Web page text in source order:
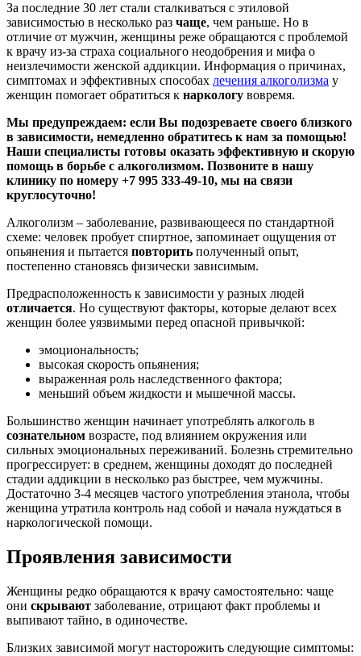
За последние 30 лет стали сталкиваться с этиловой
зависимостью в несколько раз чаще, чем раньше. Но в
отличие от мужчин, женщины реже обращаются с проблемой
к врачу из-за страха социального неодобрения и мифа о
неизлечимости женской аддикции. Информация о причинах,
симптомах и эффективных способах лечения алкоголизма у
женщин помогает обратиться к наркологу вовремя.
Мы предупреждаем: если Вы подозреваете своего близкого
в зависимости, немедленно обратитесь к нам за помощью!
Наши специалисты готовы оказать эффективную и скорую
помощь в борьбе с алкоголизмом. Позвоните в нашу
клинику по номеру +7 995 333-49-10, мы на связи
круглосуточно!
Алкоголизм – заболевание, развивающееся по стандартной
схеме: человек пробует спиртное, запоминает ощущения от
опьянения и пытается повторить полученный опыт,
постепенно становясь физически зависимым.
Предрасположенность к зависимости у разных людей
отличается. Но существуют факторы, которые делают всех
женщин более уязвимыми перед опасной привычкой:
эмоциональность;
высокая скорость опьянения;
выраженная роль наследственного фактора;
меньший объем жидкости и мышечной массы.
Большинство женщин начинает употреблять алкоголь в
сознательном возрасте, под влиянием окружения или
сильных эмоциональных переживаний. Болезнь стремительно
прогрессирует: в среднем, женщины доходят до последней
стадии аддикции в несколько раз быстрее, чем мужчины.
Достаточно 3-4 месяцев частого употребления этанола, чтобы
женщина утратила контроль над собой и начала нуждаться в
наркологической помощи.
Проявления зависимости
Женщины редко обращаются к врачу самостоятельно: чаще
они скрывают заболевание, отрицают факт проблемы и
выпивают тайно, в одиночестве.
Близких зависимой могут насторожить следующие симптомы: